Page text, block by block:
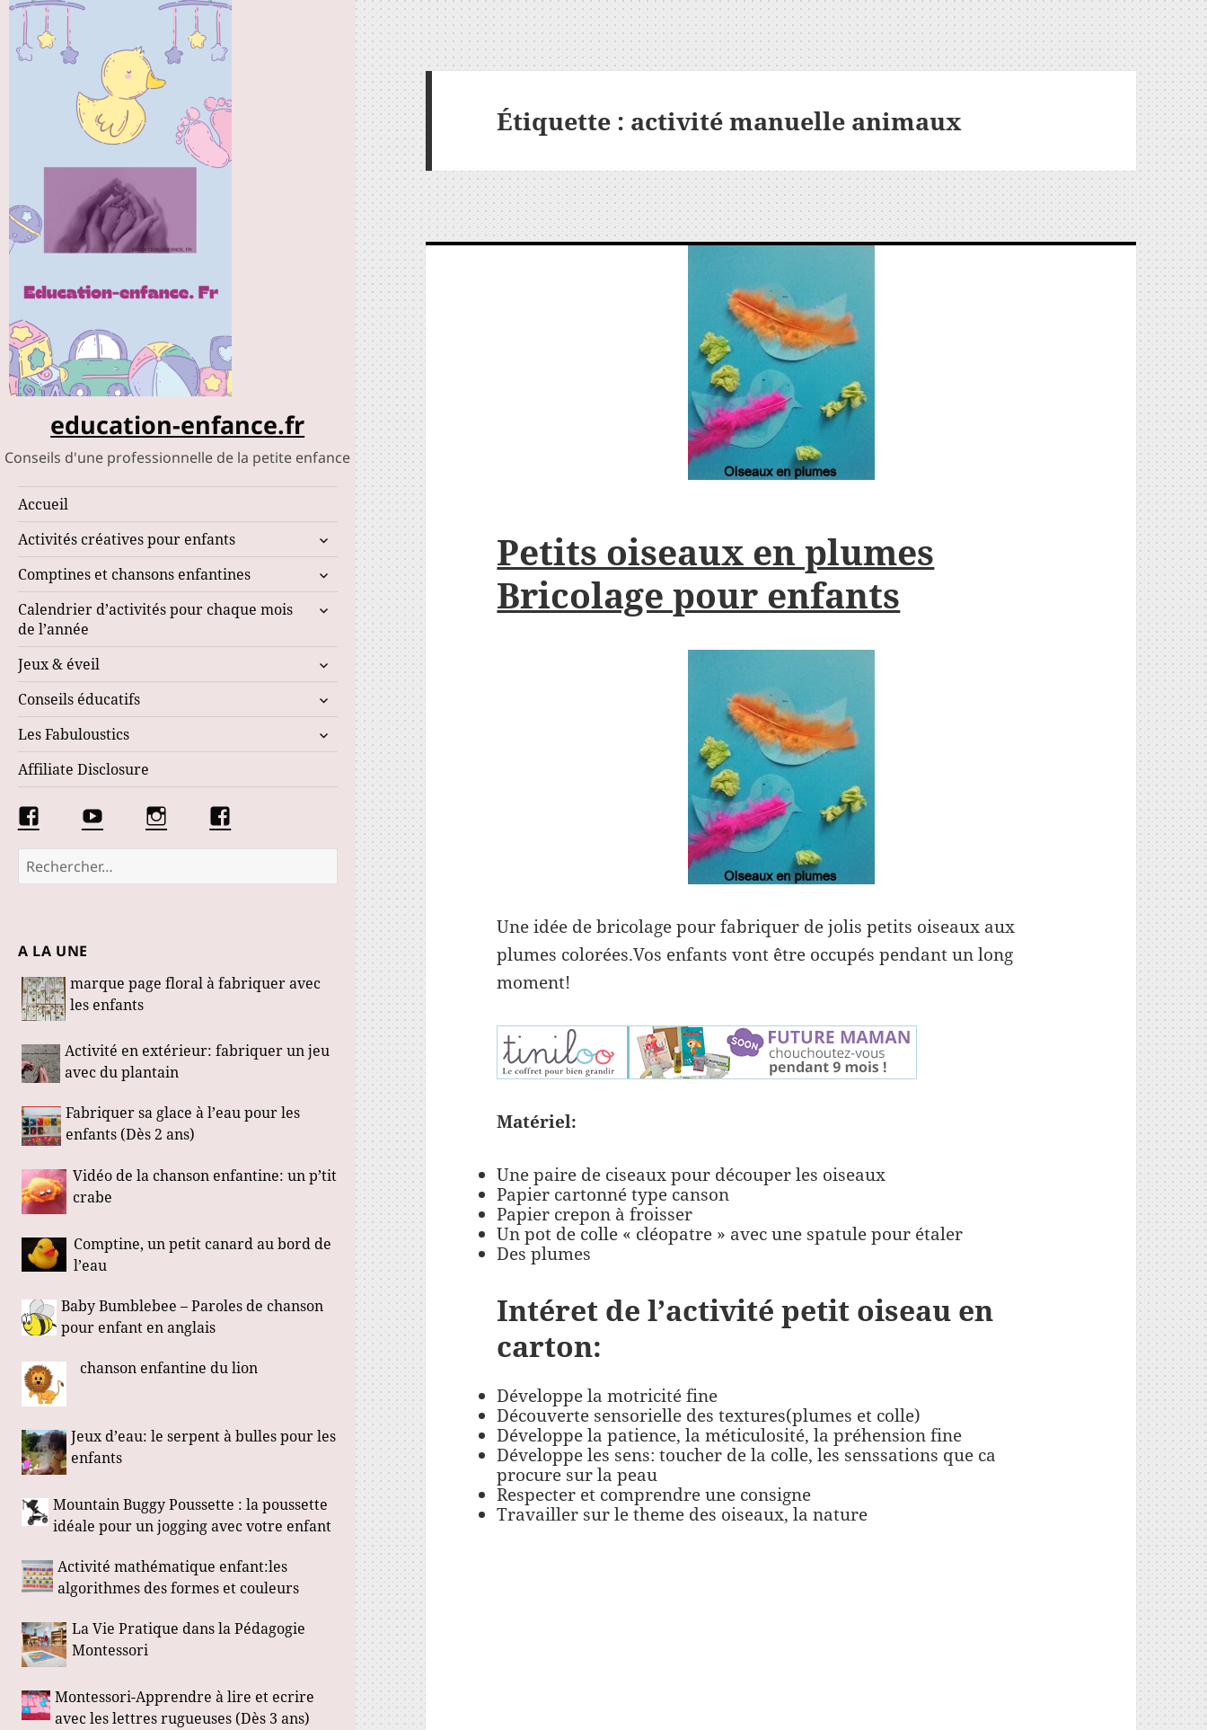
education-enfance.fr
Conseils d'une professionnelle de la petite enfance
Accueil
Activités créatives pour enfants
ouvrir
le
sous-
menu
Comptines et chansons enfantines
ouvrir
le
sous-
Calendrier d’activités pour chaque mois
de l’année
ouvrir
sous-
menu
Jeux & éveil
ouvrir
le
sous-
menu
Conseils éducatifs
ouvrir
le
sous-
menu
Les Fabuloustics
ouvrir
le
menu
Affiliate Disclosure
Facebook
Les
Fabuloustics
Conseils
d’une
éducatrice
de
Éduquer
les
petits
La
communauté
Marmotille
Rechercher :
A LA UNE
marque page floral à fabriquer avec
les enfants
Activité en extérieur: fabriquer un jeu
avec du plantain
Fabriquer sa glace à l’eau pour les
enfants (Dès 2 ans)
Vidéo de la chanson enfantine: un p’tit
crabe
Comptine, un petit canard au bord de
l’eau
Baby Bumblebee – Paroles de chanson
pour enfant en anglais
chanson enfantine du lion
Jeux d’eau: le serpent à bulles pour les
enfants
Mountain Buggy Poussette : la poussette
idéale pour un jogging avec votre enfant
Activité mathématique enfant:les
algorithmes des formes et couleurs
La Vie Pratique dans la Pédagogie
Montessori
Montessori-Apprendre à lire et ecrire
avec les lettres rugueuses (Dès 3 ans)
Étiquette : activité manuelle animaux
Petits oiseaux en plumes
Bricolage pour enfants
Une idée de bricolage pour fabriquer de jolis petits oiseaux aux
plumes colorées.Vos enfants vont être occupés pendant un long
moment!
Matériel:
Une paire de ciseaux pour découper les oiseaux
Papier cartonné type canson
Papier crepon à froisser
Un pot de colle « cléopatre » avec une spatule pour étaler
Des plumes
Intéret de l’activité petit oiseau en
carton:
Développe la motricité fine
Découverte sensorielle des textures(plumes et colle)
Développe la patience, la méticulosité, la préhension fine
Développe les sens: toucher de la colle, les senssations que ca
procure sur la peau
Respecter et comprendre une consigne
Travailler sur le theme des oiseaux, la nature